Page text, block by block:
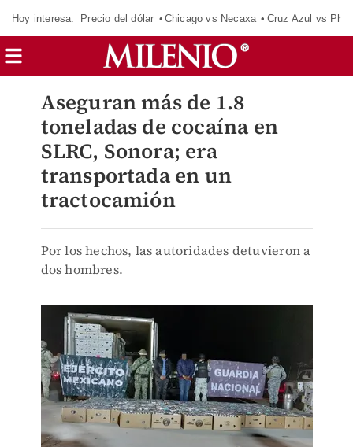
Hoy interesa: Precio del dólar Chicago vs Necaxa Cruz Azul vs
Aseguran más de 1.8
toneladas de cocaína en
SLRC, Sonora; era
transportada en un
tractocamión
Por los hechos, las autoridades detuvieron a
dos hombres.